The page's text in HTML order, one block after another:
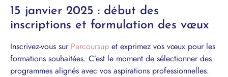
15 janvier 2025 : début des
inscriptions et formulation des vœux
Inscrivez-vous sur Parcoursup et exprimez vos vœux pour les
formations souhaitées. C’est le moment de sélectionner des
programmes alignés avec vos aspirations professionnelles.